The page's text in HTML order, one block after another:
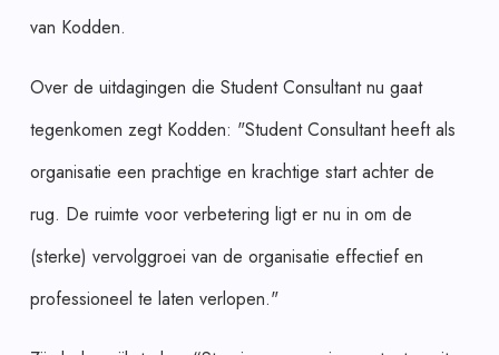
van Kodden.
Over de uitdagingen die Student Consultant nu gaat
tegenkomen zegt Kodden: "Student Consultant heeft als
organisatie een prachtige en krachtige start achter de
rug. De ruimte voor verbetering ligt er nu in om de
(sterke) vervolggroei van de organisatie effectief en
professioneel te laten verlopen."